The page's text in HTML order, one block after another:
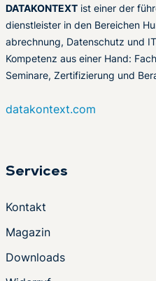
DATAKONTEXT ist einer der
dienstleister in den Bereichen
abrechnung, Datenschutz und
Kompetenz aus einer Hand:
Seminare, Zertifizierung und
datakontext.com
Services
Kontakt
Magazin
Downloads